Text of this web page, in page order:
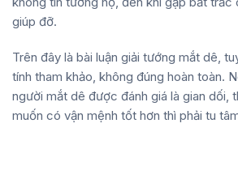
giúp đỡ.
Trên đây là bài luận giải tướng mắt dê,
tính tham khảo, không đúng hoàn toàn.
người mắt dê được đánh giá là gian dối,
muốn có vận mệnh tốt hơn thì phải tu